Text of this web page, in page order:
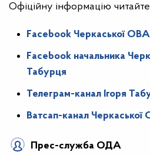
Офіційну інформацію
Facebook Черкаської ОВА
Facebook начальника
Табурця
Телеграм-канал Ігоря
Ватсап-канал
Прес-служба ОДА